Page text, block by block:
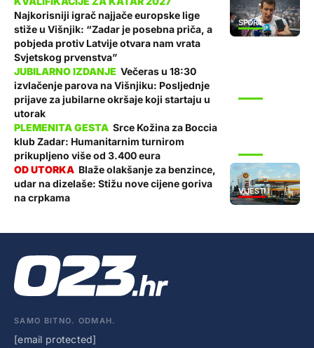
SPORT
Najkorisniji igrač najjače europske lige
stiže u Višnjik: “Zadar je posebna priča, a
pobjeda protiv Latvije otvara nam vrata
Svjetskog prvenstva”
Večeras u 18:30
izvlačenje parova na Višnjiku: Posljednje
prijave za jubilarne okršaje koji startaju u
utorak
Srce Kožina za Boccia
klub Zadar: Humanitarnim turnirom
prikupljeno više od 3.400 eura
VIJESTI
Blaže olakšanje za benzince,
udar na dizelaše: Stižu nove cijene goriva
na crpkama
SAMO BITNO. ODMAH.
[email protected]